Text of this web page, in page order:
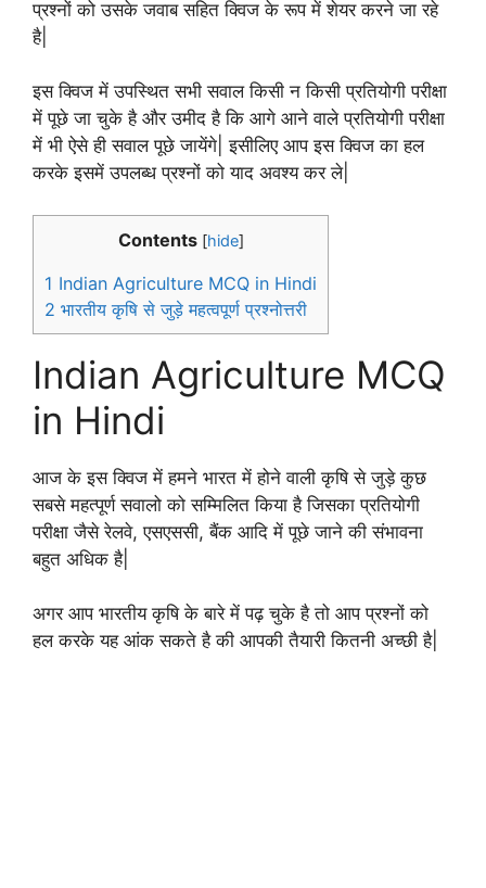
प्रश्नों को उसके जवाब सहित क्विज के रूप में शेयर करने जा रहे
है|
इस क्विज में उपस्थित सभी सवाल किसी न किसी प्रतियोगी परीक्षा
में पूछे जा चुके है और उमीद है कि आगे आने वाले प्रतियोगी परीक्षा
में भी ऐसे ही सवाल पूछे जायेंगे| इसीलिए आप इस क्विज का हल
करके इसमें उपलब्ध प्रश्नों को याद अवश्य कर ले|
Contents [hide]
1 Indian Agriculture MCQ in Hindi
2 भारतीय कृषि से जुड़े महत्वपूर्ण प्रश्नोत्तरी
Indian Agriculture MCQ
in Hindi
आज के इस क्विज में हमने भारत में होने वाली कृषि से जुड़े कुछ
सबसे महत्पूर्ण सवालो को सम्मिलित किया है जिसका प्रतियोगी
परीक्षा जैसे रेलवे, एसएससी, बैंक आदि में पूछे जाने की संभावना
बहुत अधिक है|
अगर आप भारतीय कृषि के बारे में पढ़ चुके है तो आप प्रश्नों को
हल करके यह आंक सकते है की आपकी तैयारी कितनी अच्छी है|